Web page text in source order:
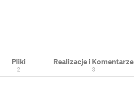
Pliki
2
Realizacje i Komentarze
3